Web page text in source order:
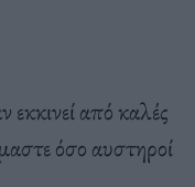
εκκινεί από καλές
όσο αυστηροί